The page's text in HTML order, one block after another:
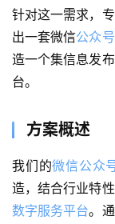
针对这一需求，
出一套微信公众
造一个集信息发
台。
方案概述
我们的微信公众
造，结合行业特
数字服务平台。